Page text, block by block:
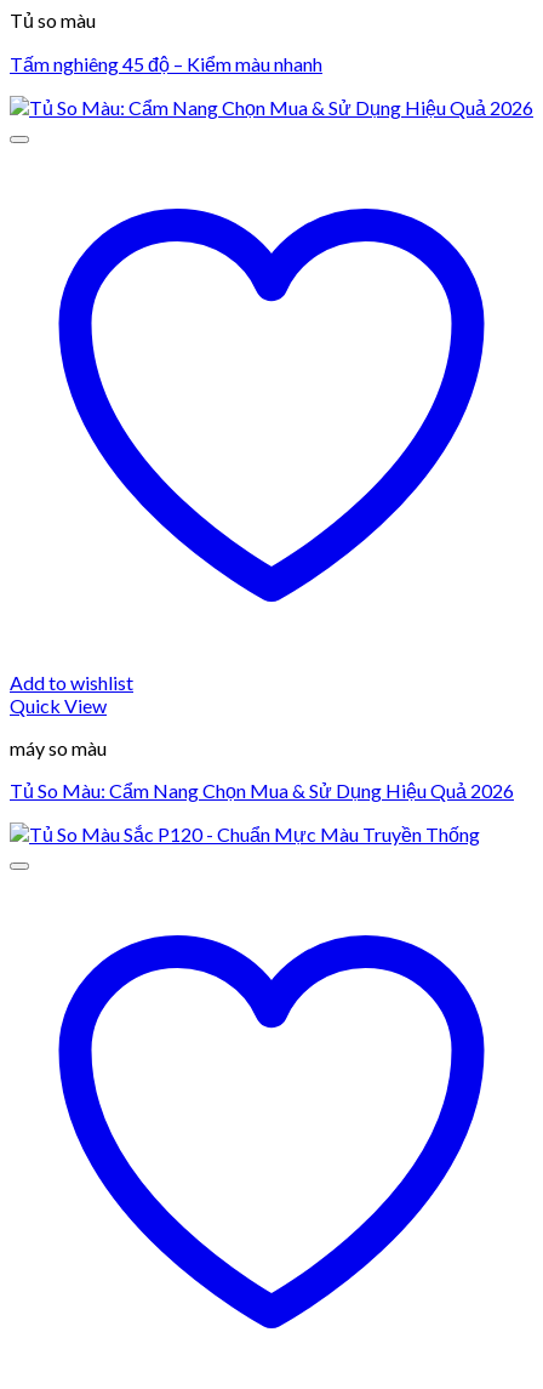
Tủ so màu
Tấm nghiêng 45 độ – Kiểm màu nhanh
Add to wishlist
Quick View
máy so màu
Tủ So Màu: Cẩm Nang Chọn Mua & Sử Dụng Hiệu Quả 2026